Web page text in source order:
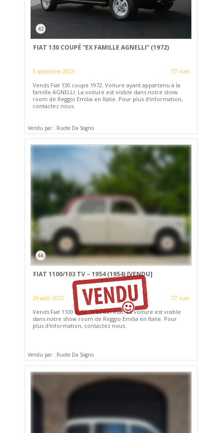
42
FIAT 130 COUPÉ “EX FAMILLE AGNELLI” (1972)
5 septembre 2023 77 vues
Vends Fiat 130 coupe 1972. Voiture ayant appartenu à la
famille AGNELLI. La voiture est visible dans notre show
room de Reggio Emilia en Italie. Pour plus d'information,
contactez nous.
Vendu par : Ruote Da Sogno
66
FIAT 1100/103 TV – 1954 (1954)[VENDU]
29 août 2023 77 vues
Vends Fiat 1100 1954. Très bel état. La voiture est visible
dans notre show room de Reggio Emilia en Italie. Pour
plus d'information, contactez nous.
Vendu par : Ruote Da Sogno